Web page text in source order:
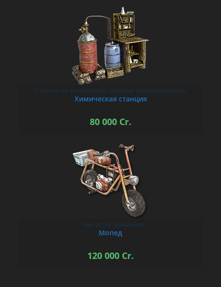
В КОРЗИНУ
7 days to die, Инструмент, Креатив, Стройматериалы
Химическая станция
80 000 Cr.
В КОРЗИНУ
7 days to die, Транспорт
Мопед
120 000 Cr.